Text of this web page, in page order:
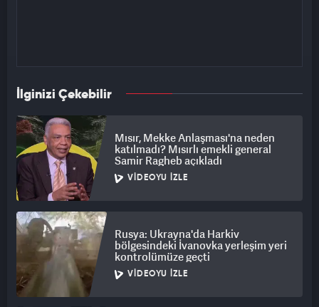
İlginizi Çekebilir
Mısır, Mekke Anlaşması'na neden
katılmadı? Mısırlı emekli general
Samir Ragheb açıkladı
VIDEOYU İZLE
Rusya: Ukrayna'da Harkiv
bölgesindeki İvanovka yerleşim yeri
kontrolümüze geçti
VIDEOYU İZLE